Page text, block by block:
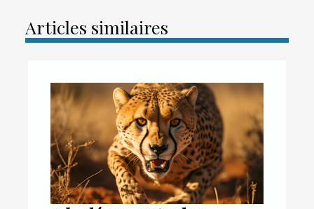
Articles similaires